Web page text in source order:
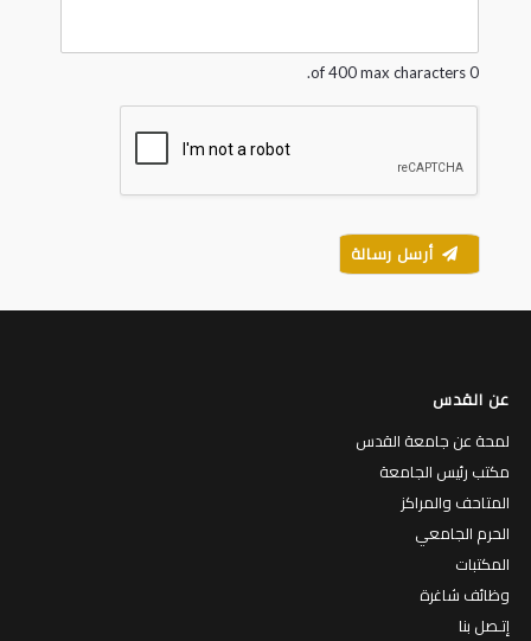
*
0 of 400 max characters.
أرسل رسالة
عن القدس
لمحة عن جامعة القدس
مكتب رئيس الجامعة
المتاحف والمراكز
الحرم الجامعي
المكتبات
وظائف شاغرة
إتـصل بنا